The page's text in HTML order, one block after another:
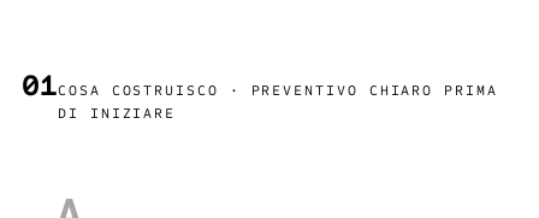
01COSA COSTRUISCO · PREVENTIVO CHIARO PRIMA
DI INIZIARE